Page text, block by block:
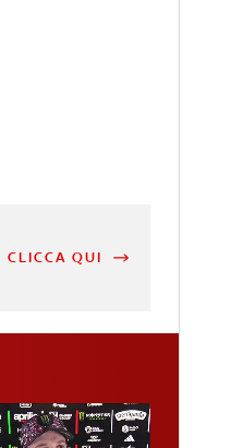
CLICCA QUI